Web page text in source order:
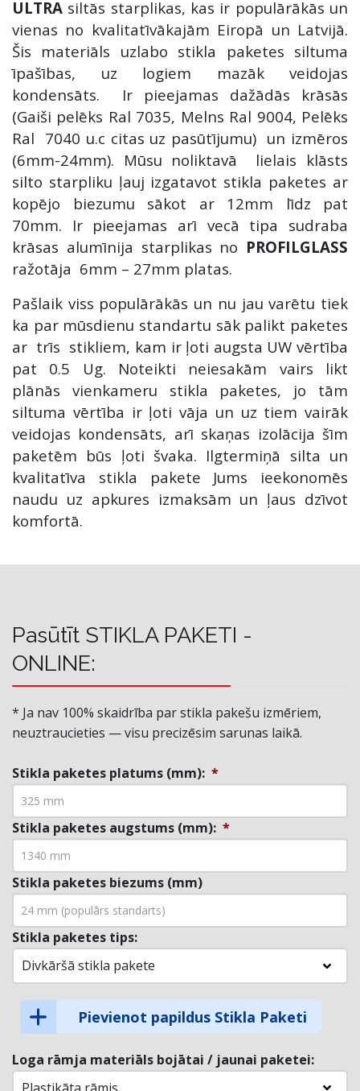
ULTRA siltās starplikas, kas ir populārākās un
vienas no kvalitatīvākajām Eiropā un Latvijā.
Šis materiāls uzlabo stikla paketes siltuma
īpašības, uz logiem mazāk veidojas
kondensāts. Ir pieejamas dažādās krāsās
(Gaiši pelēks Ral 7035, Melns Ral 9004, Pelēks
Ral 7040 u.c citas uz pasūtījumu) un izmēros
(6mm-24mm). Mūsu noliktavā lielais klāsts
silto starpliku ļauj izgatavot stikla paketes ar
kopējo biezumu sākot ar 12mm līdz pat
70mm. Ir pieejamas arī vecā tipa sudraba
krāsas alumīnija starplikas no PROFILGLASS
ražotāja 6mm – 27mm platas.
Pašlaik viss populārākās un nu jau varētu tiek
ka par mūsdienu standartu sāk palikt paketes
ar trīs stikliem, kam ir ļoti augsta UW vērtība
pat 0.5 Ug. Noteikti neiesakām vairs likt
plānās vienkameru stikla paketes, jo tām
siltuma vērtība ir ļoti vāja un uz tiem vairāk
veidojas kondensāts, arī skaņas izolācija šīm
paketēm būs ļoti švaka. Ilgtermiņā silta un
kvalitatīva stikla pakete Jums ieekonomēs
naudu uz apkures izmaksām un ļaus dzīvot
komfortā.
Pasūtīt STIKLA PAKETI -
ONLINE:
* Ja nav 100% skaidrība par stikla pakešu izmēriem,
neuztraucieties — visu precizēsim sarunas laikā.
Stikla paketes platums (mm): *
Stikla paketes augstums (mm): *
Stikla paketes biezums (mm)
Stikla paketes tips:
Divkāršā stikla pakete
Pievienot papildus Stikla Paketi
Loga rāmja materiāls bojātai / jaunai paketei: